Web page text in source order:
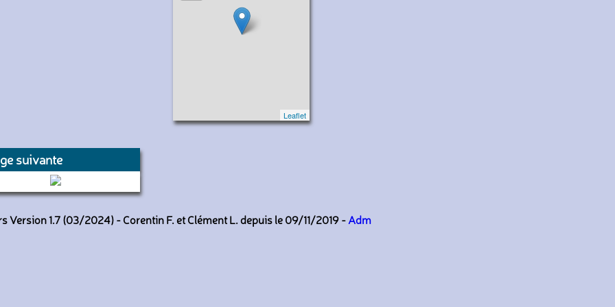
Leaflet
suivante
05 et 35 (RATP)
Version 1.7 (03/2024) - Corentin F. et Clément L. depuis le 09/11/2019 -Adm